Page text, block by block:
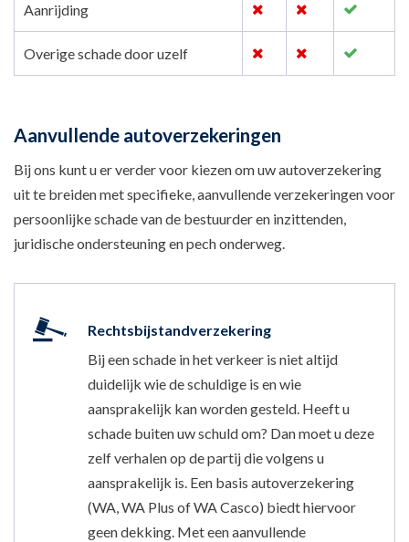
Aanrijding
Overige schade door uzelf
Aanvullende autoverzekeringen
Bij ons kunt u er verder voor kiezen om uw autoverzekering
uit te breiden met specifieke, aanvullende verzekeringen voor
persoonlijke schade van de bestuurder en inzittenden,
juridische ondersteuning en pech onderweg.
Rechtsbijstandverzekering
Bij een schade in het verkeer is niet altijd
duidelijk wie de schuldige is en wie
aansprakelijk kan worden gesteld. Heeft u
schade buiten uw schuld om? Dan moet u deze
zelf verhalen op de partij die volgens u
aansprakelijk is. Een basis autoverzekering
(WA, WA Plus of WA Casco) biedt hiervoor
geen dekking. Met een aanvullende